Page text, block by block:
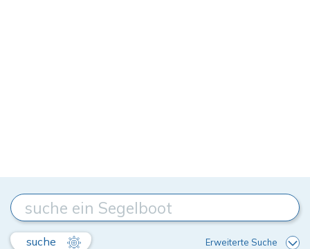
suche Erweiterte Suche